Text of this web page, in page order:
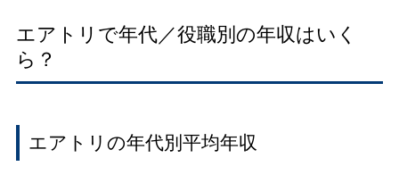
エアトリで年代／役職別の年収はいく
ら？
エアトリの年代別平均年収